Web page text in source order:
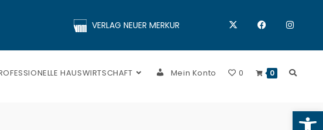
VERLAG NEUER MERKUR
HAUSWIRTSCHAFT Mein Konto 0 0